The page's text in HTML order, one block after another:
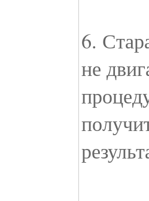
6.
не